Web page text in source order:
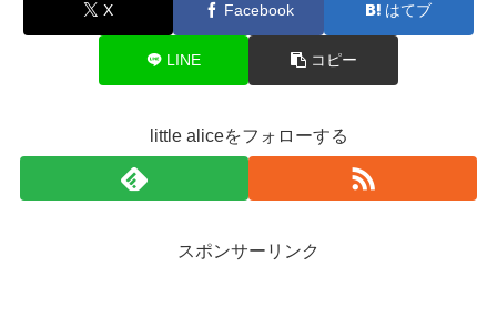
X Facebook はてブ
LINE コピー
little aliceをフォローする
スポンサーリンク